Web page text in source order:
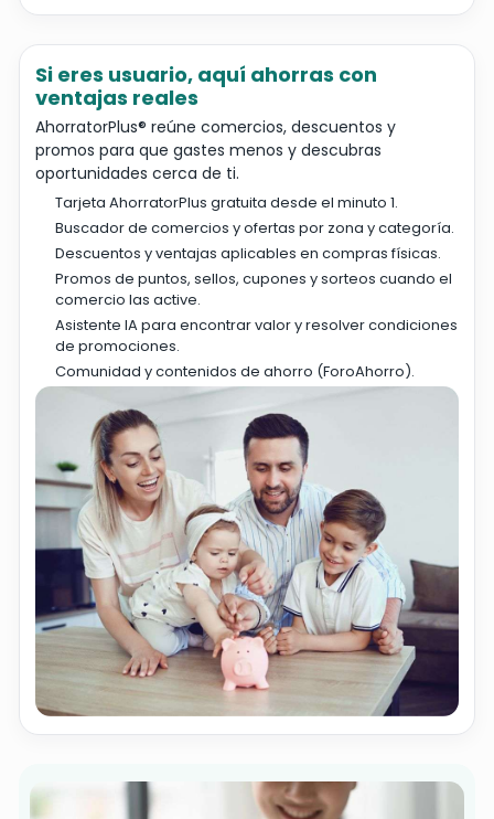
Si eres usuario, aquí ahorras con
ventajas reales
AhorratorPlus® reúne comercios, descuentos y
promos para que gastes menos y descubras
oportunidades cerca de ti.
Tarjeta AhorratorPlus gratuita desde el minuto 1.
Buscador de comercios y ofertas por zona y categoría.
Descuentos y ventajas aplicables en compras físicas.
Promos de puntos, sellos, cupones y sorteos cuando el
comercio las active.
Asistente IA para encontrar valor y resolver condiciones
de promociones.
Comunidad y contenidos de ahorro (ForoAhorro).